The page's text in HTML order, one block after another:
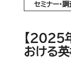
セミナー・
【2025
おける